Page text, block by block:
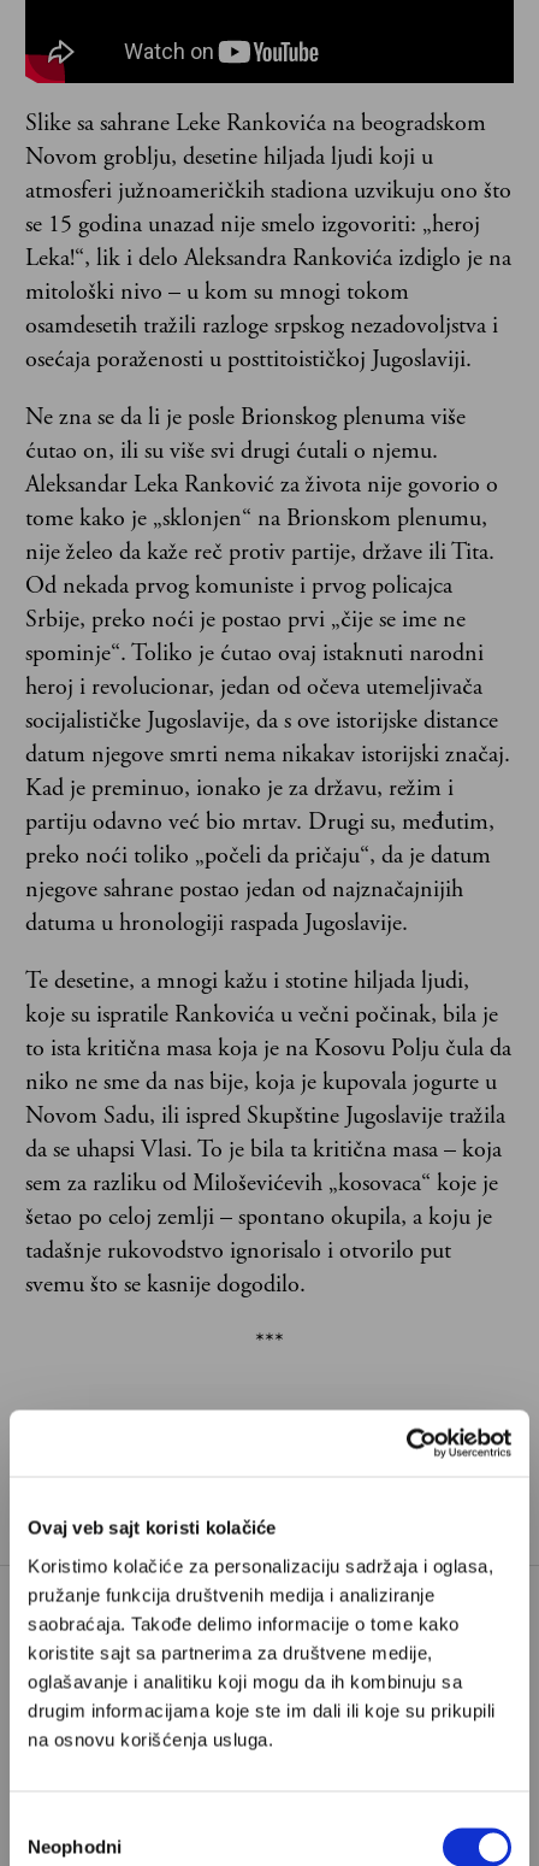
Ovaj veb sajt koristi kolačiće
Koristimo kolačiće za personalizaciju sadržaja i oglasa,
pružanje funkcija društvenih medija i analiziranje
saobraćaja. Takođe delimo informacije o tome kako
koristite sajt sa partnerima za društvene medije,
oglašavanje i analitiku koji mogu da ih kombinuju sa
drugim informacijama koje ste im dali ili koje su prikupili
na osnovu korišćenja usluga.
сагласности
Neophodni
Slike sa sahrane Leke Rankovića na beogradskom
Novom groblju, desetine hiljada ljudi koji u
atmosferi južnoameričkih stadiona uzvikuju ono što
se 15 godina unazad nije smelo izgovoriti: „heroj
Leka!“, lik i delo Aleksandra Rankovića izdiglo je na
mitološki nivo – u kom su mnogi tokom
osamdesetih tražili razloge srpskog nezadovoljstva i
osećaja poraženosti u posttitoističkoj Jugoslaviji.
Ne zna se da li je posle Brionskog plenuma više
ćutao on, ili su više svi drugi ćutali o njemu.
Aleksandar Leka Ranković za života nije govorio o
tome kako je „sklonjen“ na Brionskom plenumu,
nije želeo da kaže reč protiv partije, države ili Tita.
Od nekada prvog komuniste i prvog policajca
Srbije, preko noći je postao prvi „čije se ime ne
spominje“. Toliko je ćutao ovaj istaknuti narodni
heroj i revolucionar, jedan od očeva utemeljivača
socijalističke Jugoslavije, da s ove istorijske distance
datum njegove smrti nema nikakav istorijski značaj.
Kad je preminuo, ionako je za državu, režim i
partiju odavno već bio mrtav. Drugi su, međutim,
preko noći toliko „počeli da pričaju“, da je datum
njegove sahrane postao jedan od najznačajnijih
datuma u hronologiji raspada Jugoslavije.
Te desetine, a mnogi kažu i stotine hiljada ljudi,
koje su ispratile Rankovića u večni počinak, bila je
to ista kritična masa koja je na Kosovu Polju čula da
niko ne sme da nas bije, koja je kupovala jogurte u
Novom Sadu, ili ispred Skupštine Jugoslavije tražila
da se uhapsi Vlasi. To je bila ta kritična masa – koja
sem za razliku od Miloševićevih „kosovaca“ koje je
šetao po celoj zemlji – spontano okupila, a koju je
tadašnje rukovodstvo ignorisalo i otvorilo put
svemu što se kasnije dogodilo.
***
Poštovani, da biste nastavili sa čitanjem naših
premium sadržaja, neophodno je da
odaberete jedan od planova pretplate.